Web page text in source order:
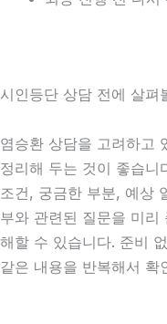
시인등단 상담 전에 살펴
염승환 상담을 고려하고
정리해 두는 것이 좋습
조건, 궁금한 부분, 예상
부와 관련된 질문을 미리
해할 수 있습니다. 준비
같은 내용을 반복해서 확